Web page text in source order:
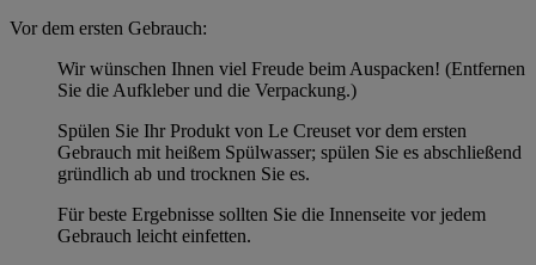
Vor dem ersten Gebrauch:
Wir wünschen Ihnen viel Freude beim Auspacken! (Entfernen
Sie die Aufkleber und die Verpackung.)
Spülen Sie Ihr Produkt von Le Creuset vor dem ersten
Gebrauch mit heißem Spülwasser; spülen Sie es abschließend
gründlich ab und trocknen Sie es.
Für beste Ergebnisse sollten Sie die Innenseite vor jedem
Gebrauch leicht einfetten.